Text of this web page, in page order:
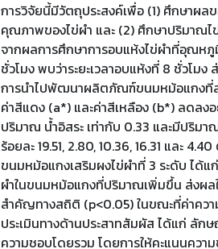
การวิจัยนี้มีวัตถุประสงค์เพื่อ (1) ศึกษาผล
คุณภาพของไข่ผำ และ (2) ศึกษาปริมาณ
จากผลการศึกษาการอบแห้งไข่ผำที่อุณหภู
ชั่วโมง พบว่าระยะเวลาอบแห้งที่ 8 ชั่วโม
การนำไปพัฒนาผลิตภัณฑ์ขนมหม้อแกงที่
ค่าสีแดง (a*) และค่าสีเหลือง (b*) ลดล
ปริมาณ น้ำอิสระ เท่ากับ 0.33 และมีปริมา
ร้อยละ 19.51, 2.80, 10.36, 16.31 และ
ขนมหม้อแกงเสริมผงไข่ผำที่ 3 ระดับ ได้แ
ผำในขนมหม้อแกงที่ปริมาณเพิ่มขึ้น ส่งผ
สำคัญทางสถิติ (p<0.05) ในขณะที่ค่าคว
ประเมินทางด้านประสาทสัมผัส ได้แก่ ลั
ความชอบโดยรวม โดยการให้คะแนนคว